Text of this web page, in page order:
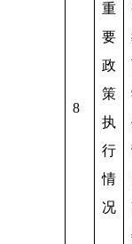
8
重
要
政
策
执
行
情
况